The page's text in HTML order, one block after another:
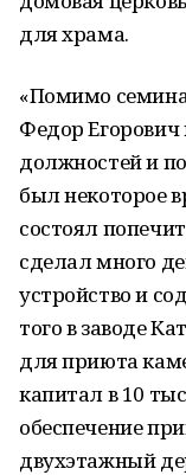
для храма.
«Помимо
Федор
должностей и
был некоторое
состоял
сделал много
устройство и
того в заводе
для приюта
капитал в 10
обеспечение
двухэтажный